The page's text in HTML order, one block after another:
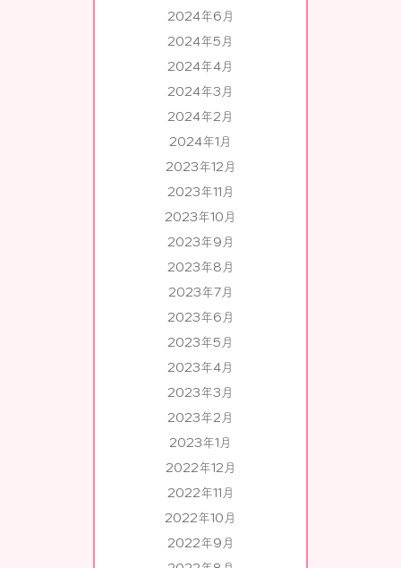
2024年6月
2024年5月
2024年4月
2024年3月
2024年2月
2024年1月
2023年12月
2023年11月
2023年10月
2023年9月
2023年8月
2023年7月
2023年6月
2023年5月
2023年4月
2023年3月
2023年2月
2023年1月
2022年12月
2022年11月
2022年10月
2022年9月